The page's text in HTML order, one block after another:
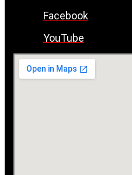
Facebook
YouTube